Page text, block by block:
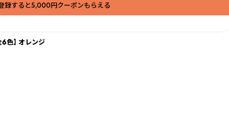
登録すると5,000円クーポンもらえる
色】 オレンジ